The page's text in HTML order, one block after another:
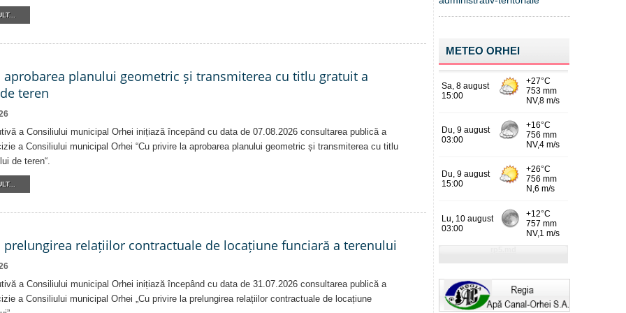
aprobarea planului geometric și transmiterea cu titlu gratuit a
teren
a Consiliului municipal Orhei inițiază începând cu data de 07.08.2026 consultarea publică a
a Consiliului municipal Orhei “Cu privire la aprobarea planului geometric și transmiterea cu titlu
de teren“.
prelungirea relațiilor contractuale de locațiune funciară a terenului
a Consiliului municipal Orhei inițiază începând cu data de 31.07.2026 consultarea publică a
a Consiliului municipal Orhei „Cu privire la prelungirea relațiilor contractuale de locațiune
METEO ORHEI